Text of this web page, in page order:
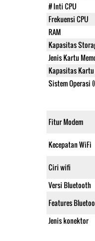
# Inti CPU
Frekuensi CPU
RAM
Kapasitas
Jenis Kartu
Kapasitas
Sistem Operasi
Fitur Modem
Kecepatan WiFi
Ciri wifi
Versi Bluetooth
Features
Jenis konektor